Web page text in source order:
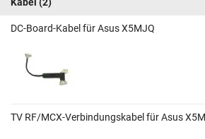
Kabel (2)
DC-Board-Kabel für Asus X5MJQ
TV RF/MCX-Verbindungskabel für Asus